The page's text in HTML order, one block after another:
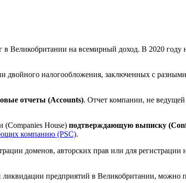
на всемирный доход. В 2020 году
двойного налогообложения, заключенных с
отчеты (Accounts). Отчет компании, не ведущей
(Companies House) подтверждающую выписку
компанию (PSC).
доменов, авторских прав или для
предприятий в Великобритании, можно